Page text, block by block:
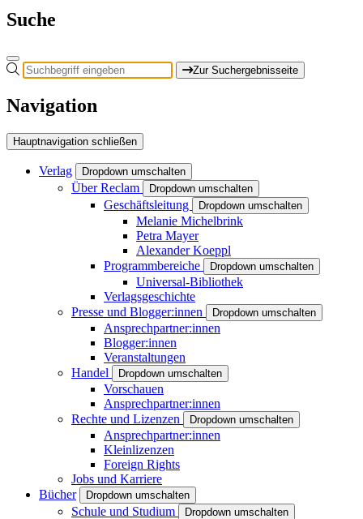
Suche
Zur Suchergebnisseite
Navigation
Hauptnavigation schließen
Verlag Dropdown umschalten
Über Reclam Dropdown umschalten
Geschäftsleitung Dropdown umschalten
Melanie Michelbrink
Petra Mayer
Alexander Koeppl
Programmbereiche
Dropdown umschalten
Universal-Bibliothek
Verlagsgeschichte
Presse und Blogger:innen
Dropdown umschalten
Ansprechpartner:innen
Blogger:innen
Veranstaltungen
Handel
Dropdown umschalten
Vorschauen
Ansprechpartner:innen
Rechte und Lizenzen
Dropdown umschalten
Ansprechpartner:innen
Kleinlizenzen
Foreign Rights
Jobs und Karriere
Bücher
Dropdown umschalten
Schule und Studium Dropdown umschalten